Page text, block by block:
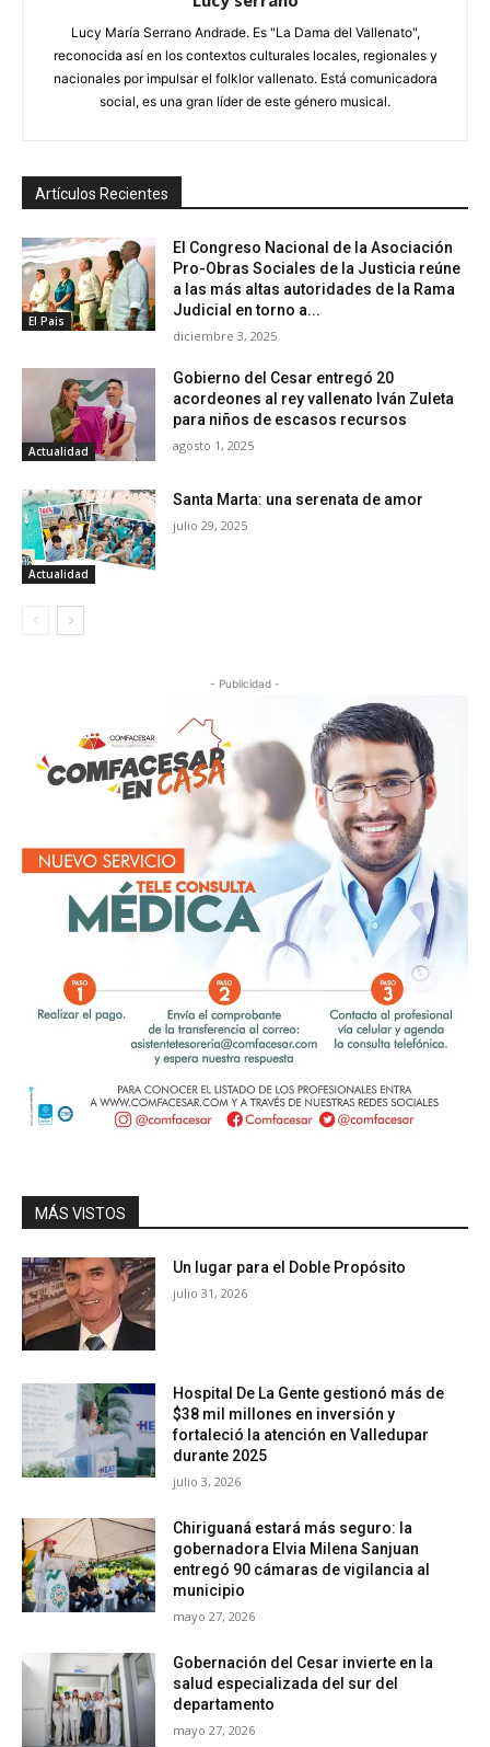
Lucy María Serrano Andrade. Es "La Dama del Vallenato",
reconocida así en los contextos culturales locales, regionales y
nacionales por impulsar el folklor vallenato. Está comunicadora
social, es una gran líder de este género musical.
Artículos Recientes
El Pais
El Congreso Nacional de la Asociación
Pro-Obras Sociales de la Justicia reúne
a las más altas autoridades de la Rama
Judicial en torno a...
diciembre 3, 2025
Actualidad
Gobierno del Cesar entregó 20
acordeones al rey vallenato Iván Zuleta
para niños de escasos recursos
agosto 1, 2025
Actualidad
Santa Marta: una serenata de amor
julio 29, 2025
- Publicidad -
MÁS VISTOS
Un lugar para el Doble Propósito
julio 31, 2026
Hospital De La Gente gestionó más de
$38 mil millones en inversión y
fortaleció la atención en Valledupar
durante 2025
julio 3, 2026
Chiriguaná estará más seguro: la
gobernadora Elvia Milena Sanjuan
entregó 90 cámaras de vigilancia al
municipio
mayo 27, 2026
Gobernación del Cesar invierte en la
salud especializada del sur del
departamento
mayo 27, 2026